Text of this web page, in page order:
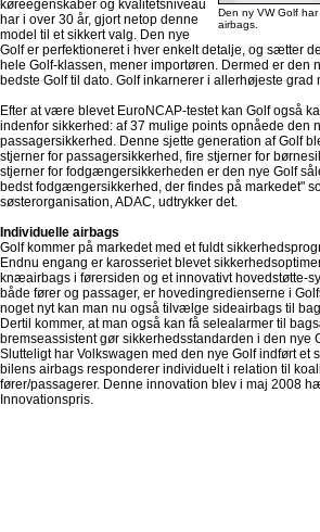
Den ny VW Golf
airbags.
køreegenskaber og kvalitetsniveau
har i over 30 år, gjort netop denne
model til et sikkert valg. Den nye
Golf er perfektioneret i hver enkelt detalje, og sætter
hele Golf-klassen, mener importøren. Dermed er den
bedste Golf til dato. Golf inkarnerer i allerhøjeste
Efter at være blevet EuroNCAP-testet kan Golf også
indenfor sikkerhed: af 37 mulige points opnåede den
passagersikkerhed. Denne sjette generation af Golf
stjerner for passagersikkerhed, fire stjerner for
stjerner for fodgængersikkerheden er den nye Golf
bedst fodgængersikkerhed, der findes på markedet"
søsterorganisation, ADAC, udtrykker det.
Individuelle airbags
Golf kommer på markedet med et fuldt
Endnu engang er karosseriet blevet
knæairbags i førersiden og et innovativt hovedstøtte-
både fører og passager, er hovedingredienserne i
noget nyt kan man nu også tilvælge sideairbags til
Dertil kommer, at man også kan få selealarmer til
bremseassistent gør sikkerhedsstandarden i den nye
Slutteligt har Volkswagen med den nye Golf indført et
bilens airbags responderer individuelt i relation til
fører/passagerer. Denne innovation blev i maj 2008
Innovationspris.